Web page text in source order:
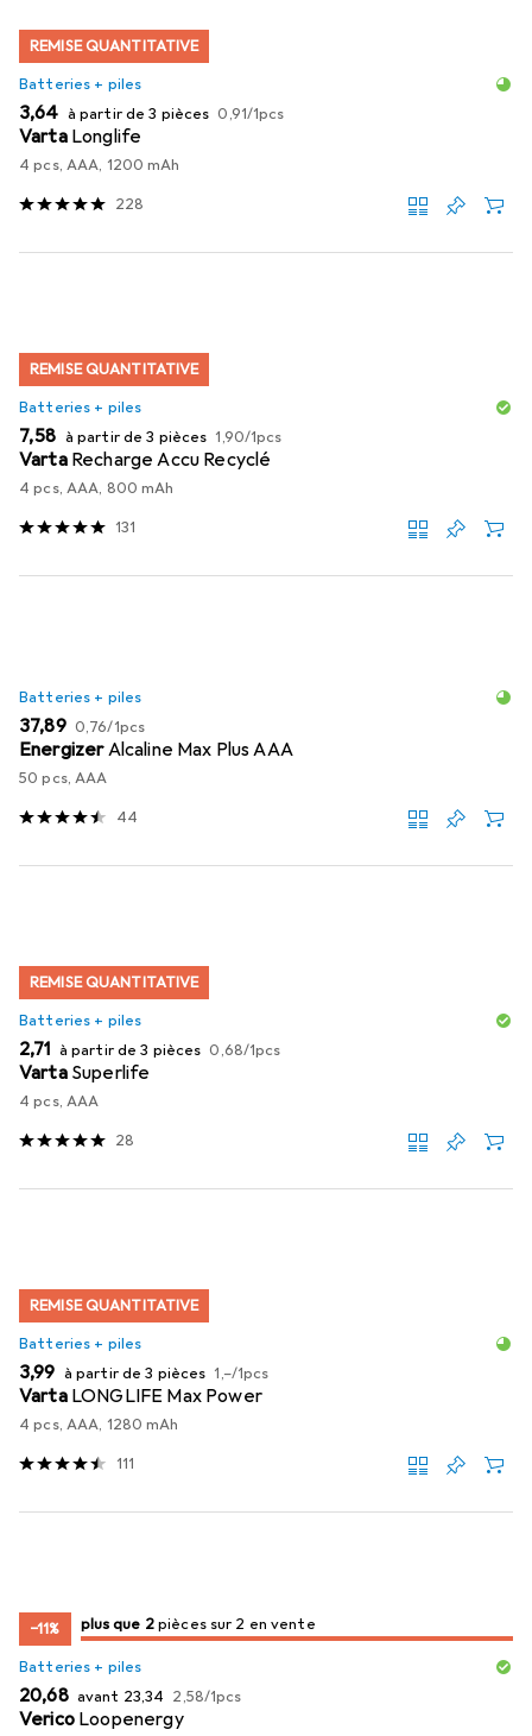
REMISE QUANTITATIVE
Batteries + piles
EUR
3,64 à partir de 3 pièces EUR
0,91/1pcs
Varta Longlife
4 pcs, AAA, 1200 mAh
228
REMISE QUANTITATIVE
Batteries + piles
EUR
7,58 à partir de 3 pièces EUR
1,90/1pcs
Varta Recharge Accu Recyclé
4 pcs, AAA, 800 mAh
131
Batteries + piles
EUR
37,89 EUR
0,76/1pcs
EnergizerAlcaline Max Plus AAA
50 pcs, AAA
44
REMISE QUANTITATIVE
Batteries + piles
EUR
2,71 à partir de 3 pièces EUR
0,68/1pcs
Varta Superlife
4 pcs, AAA
28
REMISE QUANTITATIVE
Batteries + piles
EUR
3,99 à partir de 3 pièces EUR
1,–/1pcs
Varta LONGLIFE Max Power
4 pcs, AAA, 1280 mAh
111
−11% 2/ 2
2/ 2 en vente
plus que 2pièces sur 2 en vente
Batteries + piles
EUR
20,68 avant EUR
23,34 EUR
2,58/1pcs
Verico Loopenergy